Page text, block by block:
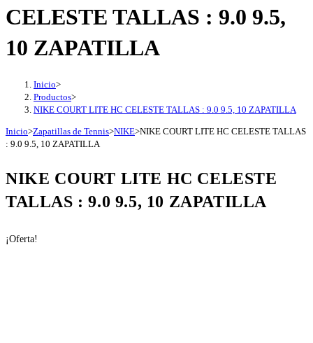
CELESTE TALLAS : 9.0 9.5,
10 ZAPATILLA
Inicio>
Productos>
NIKE COURT LITE HC CELESTE TALLAS : 9.0 9.5, 10 ZAPATILLA
Inicio>Zapatillas de Tennis>NIKE>NIKE COURT LITE HC CELESTE TALLAS
: 9.0 9.5, 10 ZAPATILLA
NIKE COURT LITE HC CELESTE
TALLAS : 9.0 9.5, 10 ZAPATILLA
¡Oferta!